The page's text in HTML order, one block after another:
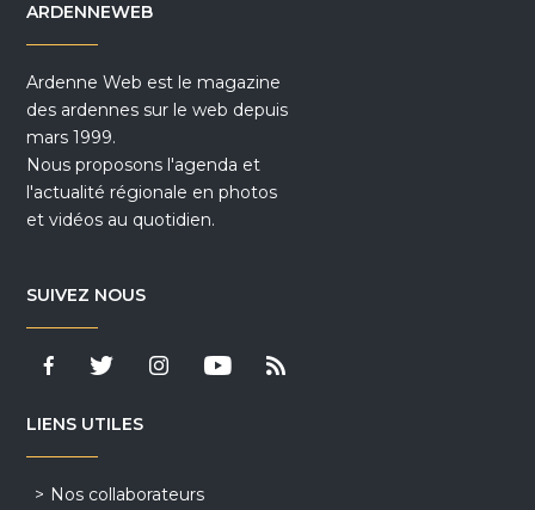
ARDENNEWEB
Ardenne Web est le magazine
des ardennes sur le web depuis
mars 1999.
Nous proposons l'agenda et
l'actualité régionale en photos
et vidéos au quotidien.
SUIVEZ NOUS
LIENS UTILES
Nos collaborateurs